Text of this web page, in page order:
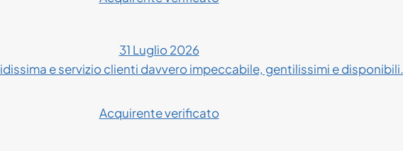
31 Luglio 2026
e servizio clienti davvero impeccabile, gentilissimi e disponibili.
Acquirente verificato